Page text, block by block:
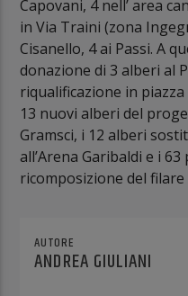
Capovani, 4 nell’ area
in Via Traini (zona
Cisanello, 4 ai Passi. A
donazione di 3 alberi al
riqualificazione in
13 nuovi alberi del
Gramsci, i 12 alberi
all’Arena Garibaldi e i
ricomposizione del filare
AUTORE
ANDREA GIULIANI